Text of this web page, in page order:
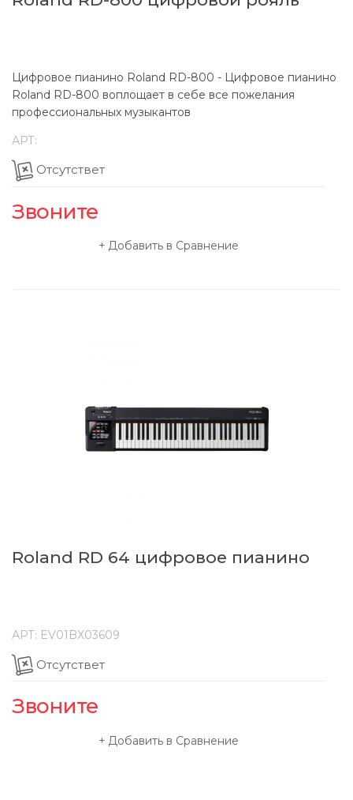
Цифровое пианино Roland RD-800 - Цифровое пианино
Roland RD-800 воплощает в себе все пожелания
профессиональных музыкантов
АРТ:
Отсутствет
Звоните
Добавить в Сравнение
Roland RD 64 цифровое пианино
АРТ: EV01BX03609
Отсутствет
Звоните
Добавить в Сравнение